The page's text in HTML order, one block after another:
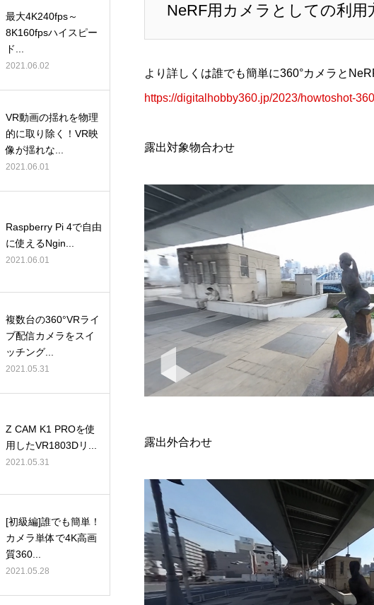
NeRF用カメラとしての利用
より詳しくは誰でも簡単に360°カメラと
https://digitalhobby360.jp/2023/howtoshot-
露出対象物合わせ
露出外合わせ
最大4K240fps～
8K160fpsハイスピー
ド...
2021.06.02
VR動画の揺れを物理
的に取り除く！VR映
像が揺れな...
2021.06.01
Raspberry Pi 4で自由
に使えるNgin...
2021.06.01
複数台の360°VRライ
ブ配信カメラをスイ
ッチング...
2021.05.31
Z CAM K1 PROを使
用したVR1803Dリ...
2021.05.31
[初級編]誰でも簡単！
カメラ単体で4K高画
質360...
2021.05.28